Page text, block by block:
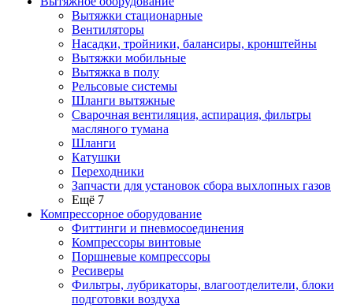
Вытяжки стационарные
Вентиляторы
Насадки, тройники, балансиры, кронштейны
Вытяжки мобильные
Вытяжка в полу
Рельсовые системы
Шланги вытяжные
Сварочная вентиляция, аспирация, фильтры
масляного тумана
Шланги
Катушки
Переходники
Запчасти для установок сбора выхлопных газов
Ещё 7
Компрессорное оборудование
Фиттинги и пневмосоединения
Компрессоры винтовые
Поршневые компрессоры
Ресиверы
Фильтры, лубрикаторы, влагоотделители, блоки
подготовки воздуха